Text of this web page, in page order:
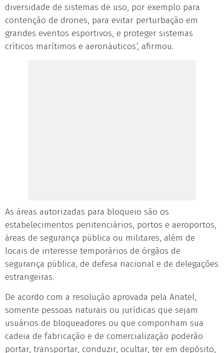
diversidade de sistemas de uso, por exemplo para
contenção de drones, para evitar perturbação em
grandes eventos esportivos, e proteger sistemas
críticos marítimos e aeronáuticos‘, afirmou.
As áreas autorizadas para bloqueio são os
estabelecimentos penitenciários, portos e aeroportos,
áreas de segurança pública ou militares, além de
locais de interesse temporários de órgãos de
segurança pública, de defesa nacional e de delegações
estrangeiras.
De acordo com a resolução aprovada pela Anatel,
somente pessoas naturais ou jurídicas que sejam
usuários de bloqueadores ou que componham sua
cadeia de fabricação e de comercialização poderão
portar, transportar, conduzir, ocultar, ter em depósito,